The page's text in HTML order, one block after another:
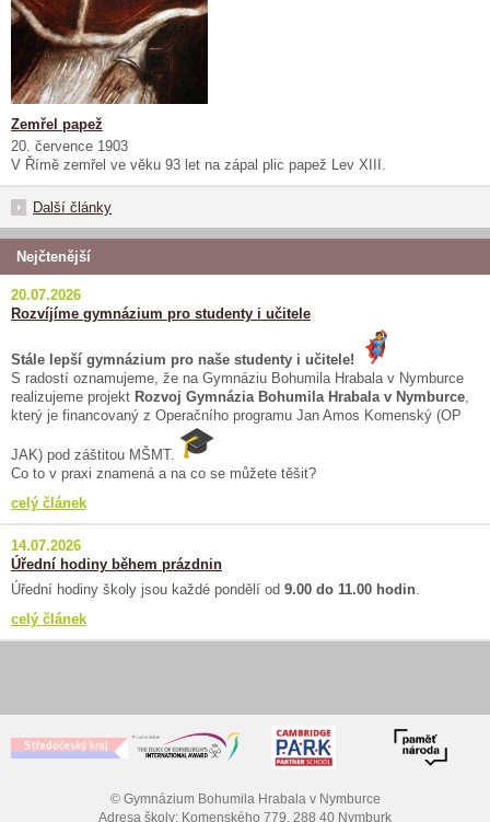
Zemřel papež
20. července 1903
V Římě zemřel ve věku 93 let na zápal plic papež Lev XIII.
Další články
Nejčtenější
20.07.2026
Rozvíjíme gymnázium pro studenty i učitele
Stále lepší gymnázium pro naše studenty i učitele!
S radostí oznamujeme, že na Gymnáziu Bohumila Hrabala v Nymburce
realizujeme projekt Rozvoj Gymnázia Bohumila Hrabala v Nymburce
který je financovaný z Operačního programu Jan Amos Komenský (OP
JAK) pod záštitou MŠMT.
Co to v praxi znamená a na co se můžete těšit?
celý článek
14.07.2026
Úřední hodiny během prázdnin
Úřední hodiny školy jsou každé pondělí od 9.00 do 11.00 hodin
celý článek
© Gymnázium Bohumila Hrabala v Nymburce
Adresa školy: Komenského 779, 288 40 Nymburk